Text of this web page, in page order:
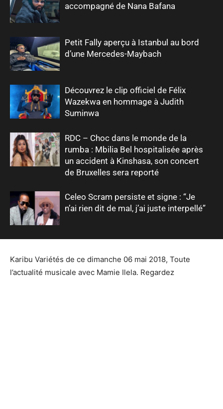
accompagné de Nana Bafana
Petit Fally aperçu à Istanbul au bord
d’une Mercedes-Maybach
Découvrez le clip officiel de Félix
Wazekwa en hommage à Judith
Suminwa
RDC – Choc dans le monde de la
rumba : Mbilia Bel hospitalisée après
un accident à Kinshasa, son concert
de Bruxelles sera reporté
Celeo Scram persiste et signe : “Je
n’ai rien dit de mal, j’ai juste interpellé”
Karibu Variétés de ce dimanche 06 mai 2018, Toute
l’actualité musicale avec Mamie Ilela. Regardez